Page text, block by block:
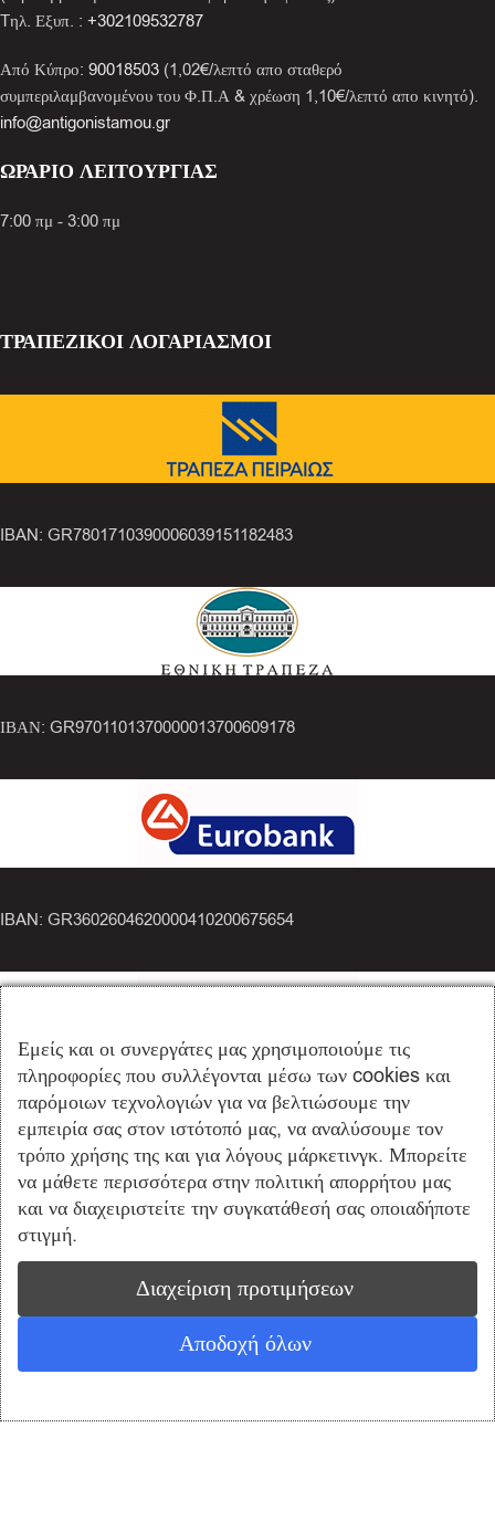
Tηλ. Εξυπ. : +302109532787
Από Κύπρο: 90018503 (1,02€/λεπτό απο σταθερό
συμπεριλαμβανομένου του Φ.Π.Α & χρέωση 1,10€/λεπτό απο κινητό).
info@antigonistamou.gr
ΩΡΑΡΙΟ ΛΕΙΤΟΥΡΓΙΑΣ
7:00 πμ - 3:00 πμ
ΤΡΑΠΕΖΙΚΟΙ ΛΟΓΑΡΙΑΣΜΟΙ
IBAN: GR7801710390006039151182483
ΙΒΑΝ: GR9701101370000013700609178
IBAN: GR3602604620000410200675654
ΙΒΑΝ: GR8101403900390002002009826
ΙΒΑΝ: GR1403400200020004551027197
ΕΞΥΠΗΡΕΤΗΣΗ ΠΕΛΑΤΩΝ
0
ΛΟΓΑΡΙΑΣΜΟΣ ΜΟΥ
Εμείς και οι συνεργάτες μας χρησιμοποιούμε τις
πληροφορίες που συλλέγονται μέσω των cookies και
παρόμοιων τεχνολογιών για να βελτιώσουμε την
εμπειρία σας στον ιστότοπό μας, να αναλύσουμε τον
τρόπο χρήσης της και για λόγους μάρκετινγκ. Μπορείτε
να μάθετε περισσότερα στην πολιτική απορρήτου μας
και να διαχειριστείτε την συγκατάθεσή σας οποιαδήποτε
στιγμή.
Διαχείριση προτιμήσεων
Αποδοχή όλων